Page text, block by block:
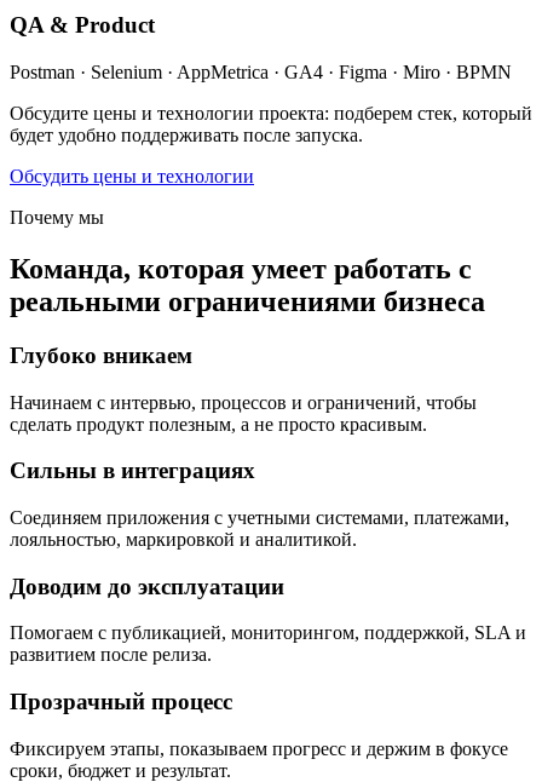
QA & Product
Postman · Selenium · AppMetrica · GA4 · Figma · Miro · BPMN
Обсудите цены и технологии проекта: подберем стек, который
будет удобно поддерживать после запуска.
Обсудить цены и технологии
Почему мы
Команда, которая умеет работать с
реальными ограничениями бизнеса
Глубоко вникаем
Начинаем с интервью, процессов и ограничений, чтобы
сделать продукт полезным, а не просто красивым.
Сильны в интеграциях
Соединяем приложения с учетными системами, платежами,
лояльностью, маркировкой и аналитикой.
Доводим до эксплуатации
Помогаем с публикацией, мониторингом, поддержкой, SLA и
развитием после релиза.
Прозрачный процесс
Фиксируем этапы, показываем прогресс и держим в фокусе
сроки, бюджет и результат.